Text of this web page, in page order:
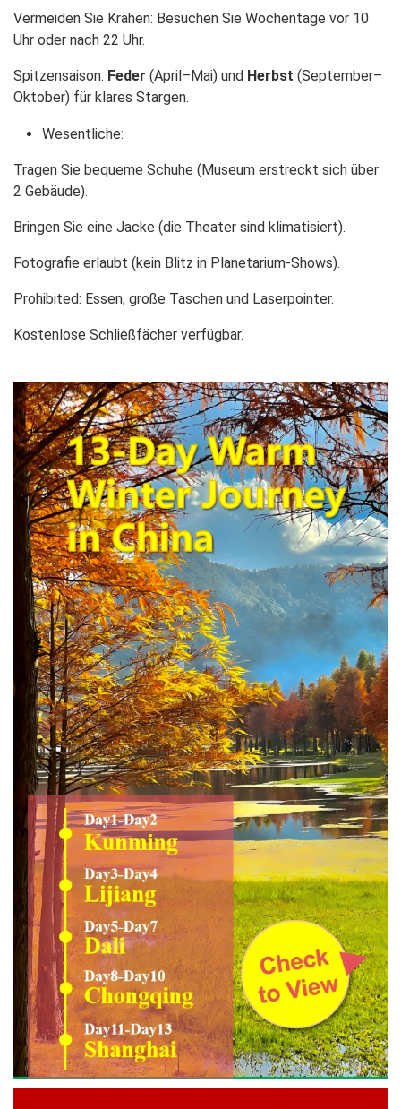
Vermeiden Sie Krähen: Besuchen Sie Wochentage vor 10
Uhr oder nach 22 Uhr.
Spitzensaison: Feder (April–Mai) und Herbst (September–
Oktober) für klares Stargen.
Wesentliche:
Tragen Sie bequeme Schuhe (Museum erstreckt sich über
2 Gebäude).
Bringen Sie eine Jacke (die Theater sind klimatisiert).
Fotografie erlaubt (kein Blitz in Planetarium-Shows).
Prohibited: Essen, große Taschen und Laserpointer.
Kostenlose Schließfächer verfügbar.